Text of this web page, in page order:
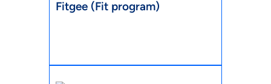
Fitgee (Fit program)